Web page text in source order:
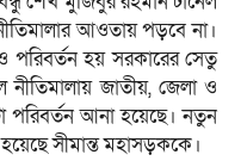
আওতায় পড়বে না।
পরিবর্তন হয় সরকারের সেতু
নীতিমালায় জাতীয়, জেলা ও
পরিবর্তন আনা হয়েছে। নতুন
সীমান্ত মহাসড়ককে।